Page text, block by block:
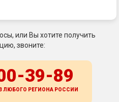
или Вы хотите получить
звоните:
39-89
ЛЮБОГО РЕГИОНА РОССИИ